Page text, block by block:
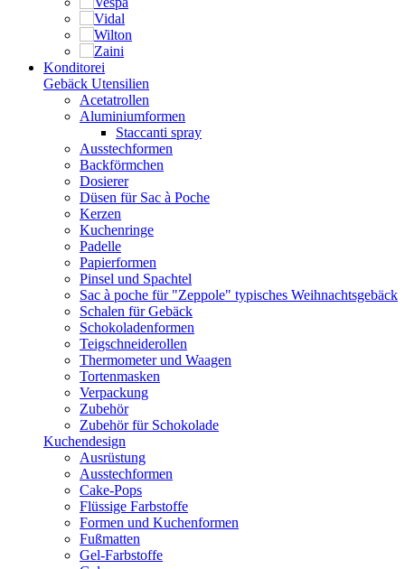
Konditorei
Gebäck Utensilien
Acetatrollen
Aluminiumformen
Staccanti spray
Ausstechformen
Backförmchen
Dosierer
Düsen für Sac à Poche
Kerzen
Kuchenringe
Padelle
Papierformen
Pinsel und Spachtel
Sac à poche für "Zeppole" typisches Weihnachtsgebäck
Schalen für Gebäck
Schokoladenformen
Teigschneiderollen
Thermometer und Waagen
Tortenmasken
Verpackung
Zubehör
Zubehör für Schokolade
Kuchendesign
Ausrüstung
Ausstechformen
Cake-Pops
Flüssige Farbstoffe
Formen und Kuchenformen
Fußmatten
Gel-Farbstoffe